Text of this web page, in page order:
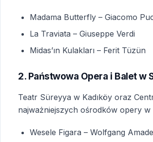
Madama Butterfly – Giacomo
La Traviata – Giuseppe Verdi
Midas’ın Kulakları – Ferit Tüzün
2. Państwowa Opera i Balet w
Teatr Süreyya w Kadıköy oraz
najważniejszych ośrodków opery
Wesele Figara – Wolfgang